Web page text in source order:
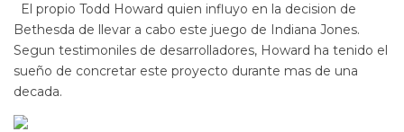
El propio Todd Howard quien influyo en la decision de
Bethesda de llevar a cabo este juego de Indiana Jones.
Segun testimoniles de desarrolladores, Howard ha tenido el
sueño de concretar este proyecto durante mas de una
decada.